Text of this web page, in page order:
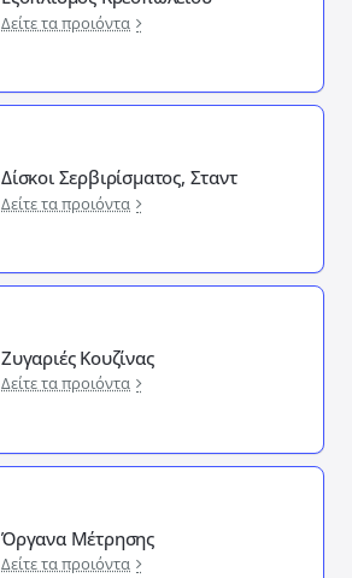
Δείτε τα προιόντα
Δίσκοι Σερβιρίσματος, Σταντ
Δείτε τα προιόντα
Ζυγαριές Κουζίνας
Δείτε τα προιόντα
Όργανα Μέτρησης
Δείτε τα προιόντα